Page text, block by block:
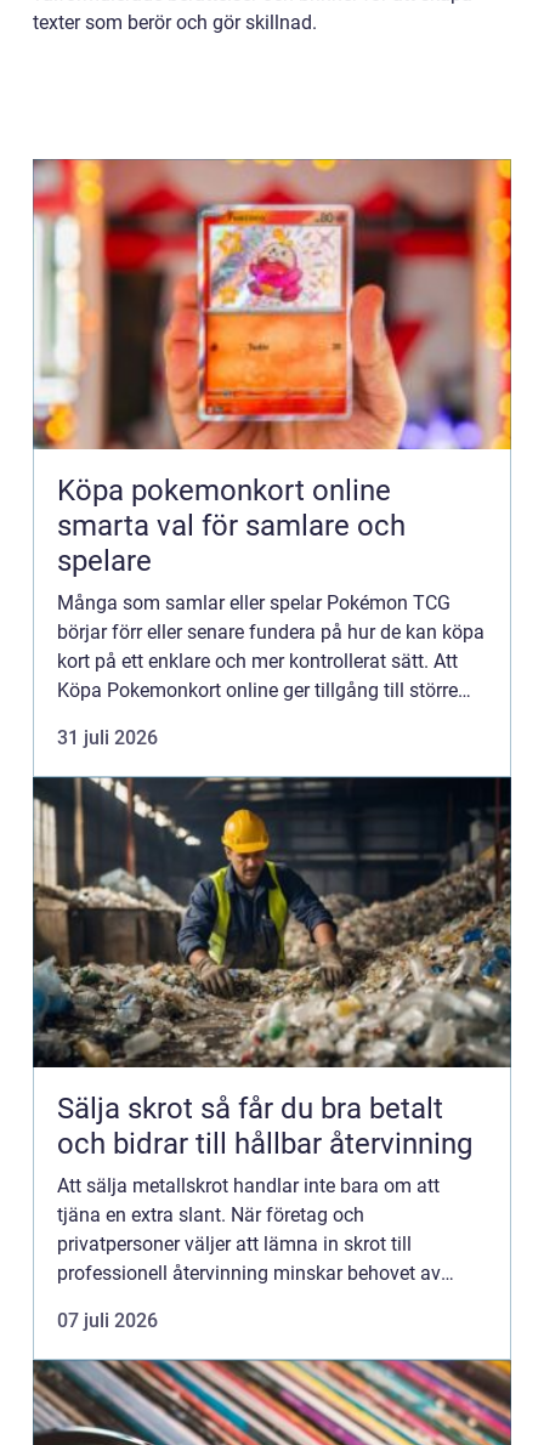
texter som berör och gör skillnad.
Köpa pokemonkort online
smarta val för samlare och
spelare
Många som samlar eller spelar Pokémon TCG
börjar förr eller senare fundera på hur de kan köpa
kort på ett enklare och mer kontrollerat sätt. Att
Köpa Pokemonkort online ger tillgång till större
specialprodukter ...
31 juli 2026
Sälja skrot så får du bra betalt
och bidrar till hållbar återvinning
Att sälja metallskrot handlar inte bara om att
tjäna en extra slant. När företag och
privatpersoner väljer att lämna in skrot till
professionell återvinning minskar behovet av
sjunker och resurser får nytt...
07 juli 2026